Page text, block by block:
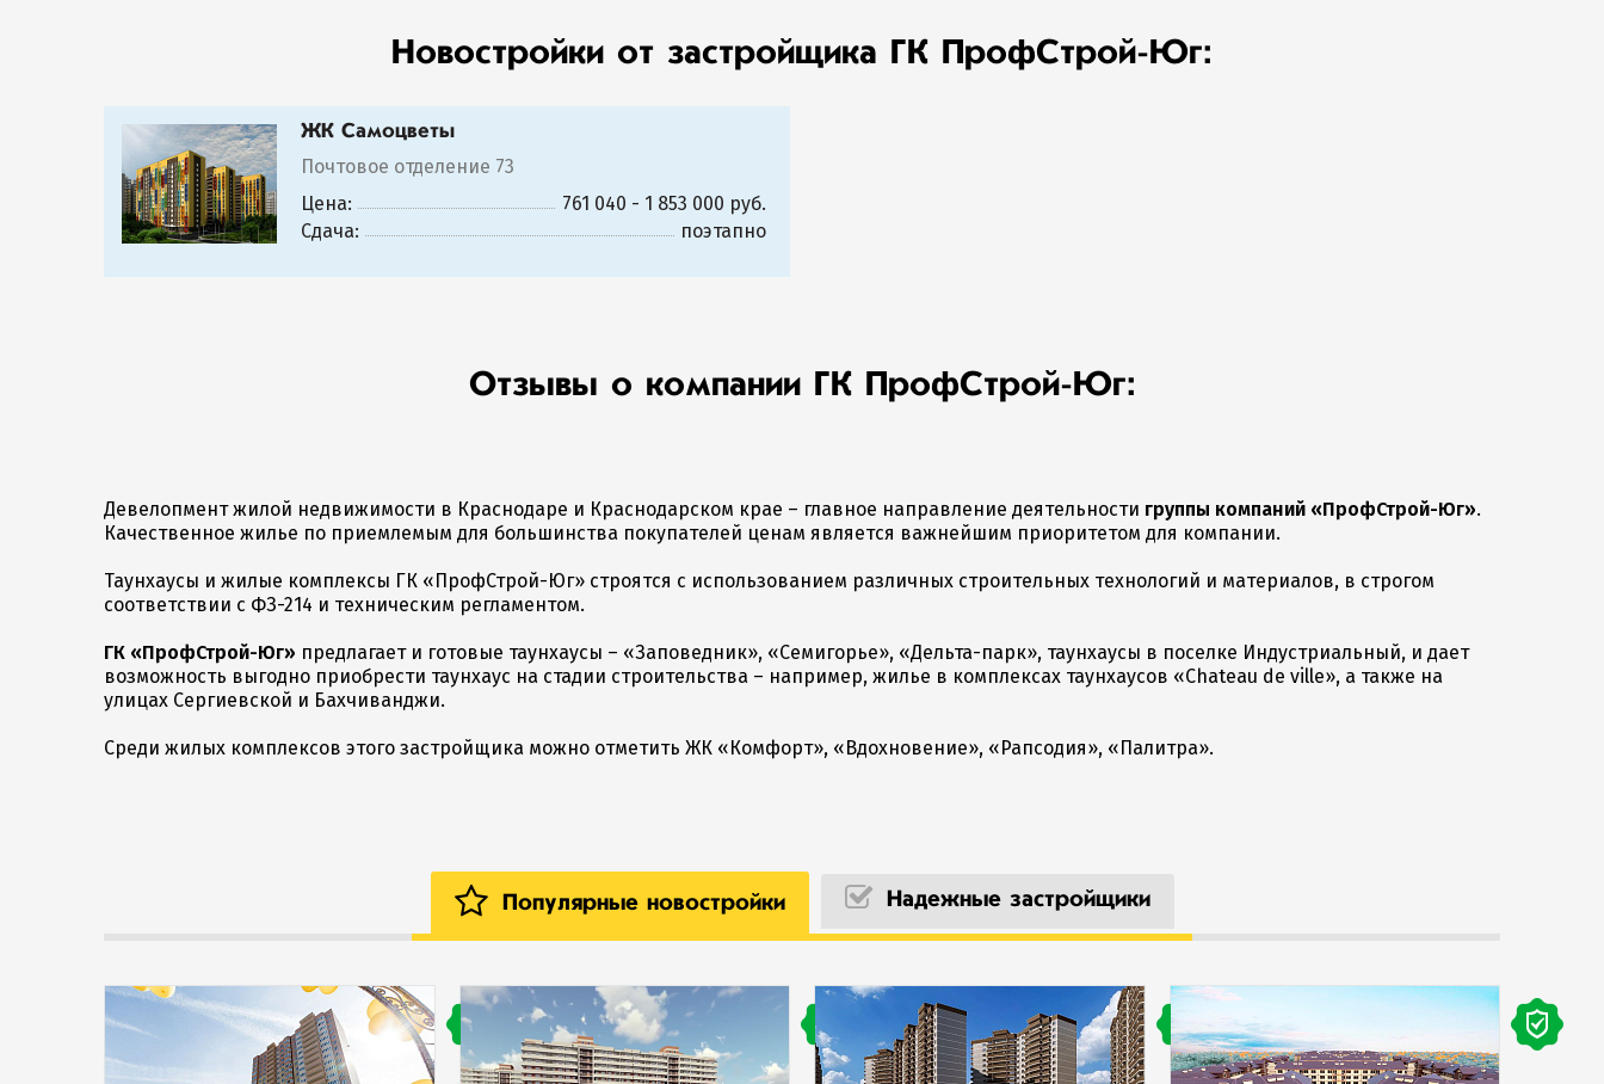
Новостройки от застройщика ГК ПрофСтрой-Юг:
ЖК Самоцветы
Почтовое отделение 73
Цена:
761 040 - 1 853 000 руб.
Сдача:
поэтапно
Отзывы о компании ГК ПрофСтрой-Юг:
Девелопмент жилой недвижимости в Краснодаре и Краснодарском крае – главное направление деятельности группы компаний «ПрофСтрой-Юг».
Качественное жилье по приемлемым для большинства покупателей ценам является важнейшим приоритетом для компании.
Таунхаусы и жилые комплексы ГК «ПрофСтрой-Юг» строятся с использованием различных строительных технологий и материалов, в строгом
соответствии с ФЗ-214 и техническим регламентом.
ГК «ПрофСтрой-Юг» предлагает и готовые таунхаусы – «Заповедник», «Семигорье», «Дельта-парк», таунхаусы в поселке Индустриальный, и дает
возможность выгодно приобрести таунхаус на стадии строительства – например, жилье в комплексах таунхаусов «Chateau de ville», а также на
улицах Сергиевской и Бахчиванджи.
Среди жилых комплексов этого застройщика можно отметить ЖК «Комфорт», «Вдохновение», «Рапсодия», «Палитра».
Популярные новостройки Надежные застройщики